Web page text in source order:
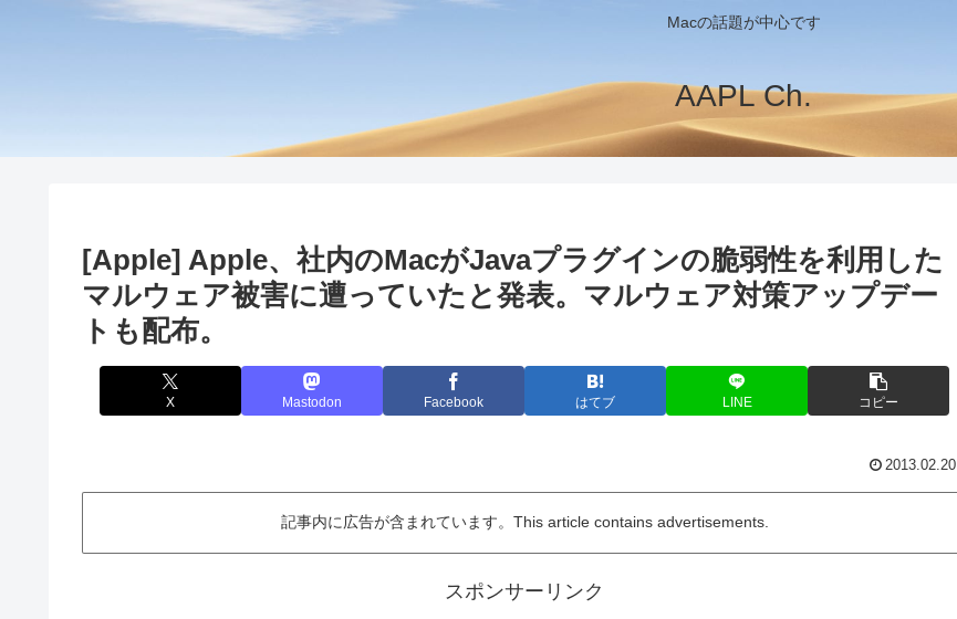
Macの話題が中心です
AAPL Ch.
[Apple] Apple、社内のMacがJavaプラグインの脆弱性を利用した
マルウェア被害に遭っていたと発表。マルウェア対策アップデー
トも配布。
X Mastodon Facebook はてブ LINE コピー
2013.02.20
記事内に広告が含まれています。This article contains advertisements.
スポンサーリンク